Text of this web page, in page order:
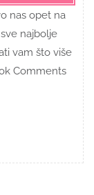
nas opet na
najbolje
vam što više
Comments